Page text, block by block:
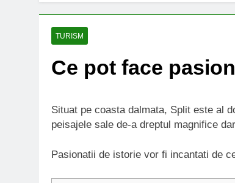
TURISM
Ce pot face
Situat pe coasta dalmata, Split este al
peisajele sale de-a dreptul magnifice
Pasionatii de istorie vor fi incantati de